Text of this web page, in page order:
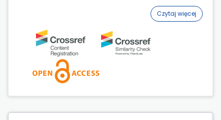
Czytaj więcej